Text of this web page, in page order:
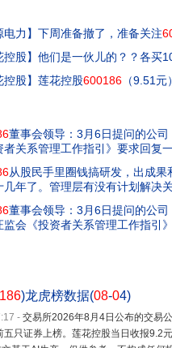
电力 】 下周准备撤了，准备关注
控股】 他们是一伙儿的？？各买
控股】 莲花控股600186 （9.51
董事会领导：3月6日提问的公
者关系管理工作指引》要求回复
从股民手里圈钱搞研发，出成
几年了。管理层有没有计划解决
董事会领导：3月6日提问的公
监会《投资者关系管理工作指引
)龙虎榜数据(08-04)
- 交易所2026年8月4日公布的交易
五只证券上榜。莲花控股当日收报9.2